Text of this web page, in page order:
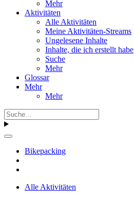
Mehr
Aktivitäten
Alle Aktivitäten
Meine Aktivitäten-Streams
Ungelesene Inhalte
Inhalte, die ich erstellt habe
Suche
Mehr
Glossar
Mehr
Mehr
Bikepacking
Alle Aktivitäten